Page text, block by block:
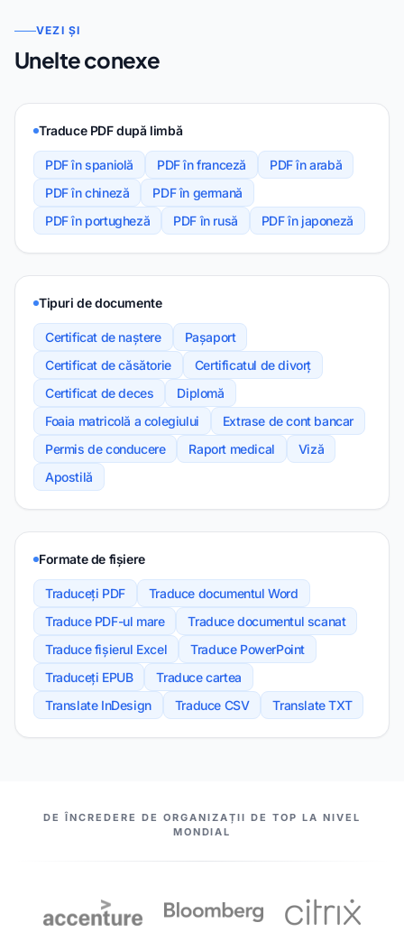
VEZI ȘI
Unelte conexe
Traduce PDF după limbă
PDF în spaniolă PDF în franceză
PDF în arabă
PDF în chineză
PDF în germană
PDF în portugheză
PDF în rusă PDF în japoneză
Tipuri de documente
Certificat de naștere
Pașaport
Certificat de căsătorie
Certificatul de divorț
Certificat de deces
Diplomă
Foaia matricolă a colegiului
Extrase de cont bancar
Permis de conducere
Raport medical
Viză
Apostilă
Formate de fișiere
Traduceți PDF
Traduce documentul Word
Traduce PDF-ul mare
Traduce documentul scanat
Traduce fișierul Excel
Traduce PowerPoint
Traduceți EPUB
Traduce cartea
Translate InDesign
Traduce CSV Translate TXT
PARTENERII NOȘTRI
DE ÎNCREDERE DE ORGANIZAȚII DE TOP LA NIVEL
MONDIAL